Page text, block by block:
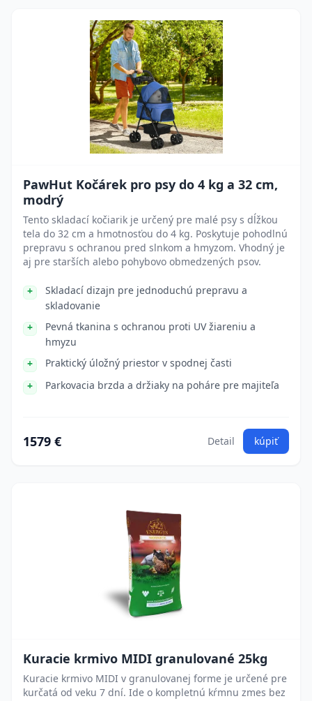
PawHut Kočárek pro psy do 4 kg a 32 cm,
modrý
Tento skladací kočiarik je určený pre malé psy s dĺžkou
tela do 32 cm a hmotnosťou do 4 kg. Poskytuje pohodlnú
prepravu s ochranou pred slnkom a hmyzom. Vhodný je
aj pre starších alebo pohybovo obmedzených psov.
Skladací dizajn pre jednoduchú prepravu a
skladovanie
Pevná tkanina s ochranou proti UV žiareniu a
hmyzu
Praktický úložný priestor v spodnej časti
Parkovacia brzda a držiaky na poháre pre majiteľa
1579 € Detail kúpiť
Kuracie krmivo MIDI granulované 25kg
Kuracie krmivo MIDI v granulovanej forme je určené pre
kurčatá od veku 7 dní. Ide o kompletnú kŕmnu zmes bez